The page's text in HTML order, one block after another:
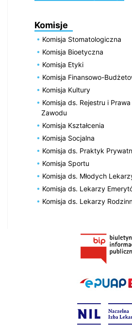
Komisje
Komisja Stomatologiczna
Komisja Bioetyczna
Komisja Etyki
Komisja Finansowo-
Komisja Kultury
Komisja ds. Rejestru i
Zawodu
Komisja Kształcenia
Komisja Socjalna
Komisja ds. Praktyk
Komisja Sportu
Komisja ds. Młodych
Komisja ds. Lekarzy
Komisja ds. Lekarzy